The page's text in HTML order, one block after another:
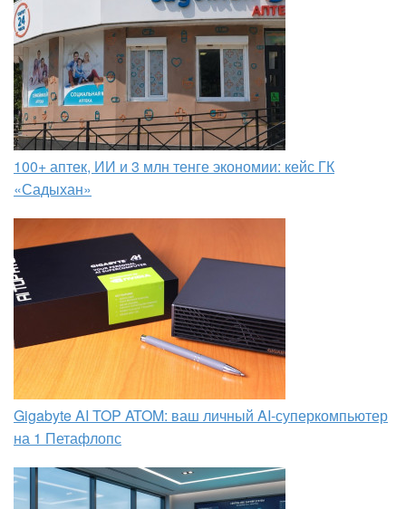
100+ аптек, ИИ и 3 млн тенге экономии: кейс ГК
«Садыхан»
Gigabyte AI TOP ATOM: ваш личный AI-суперкомпьютер
на 1 Петафлопс